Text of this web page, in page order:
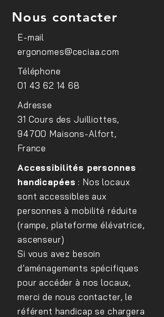
Nous contacter
E-mail
ergonomes@ceciaa.com
Téléphone
01 43 62 14 68
Adresse
31 Cours des Juilliottes,
94700 Maisons-Alfort,
France
Accessibilités personnes
handicapées : Nos locaux
sont accessibles aux
personnes à mobilité réduite
(rampe, plateforme élévatrice,
ascenseur)
Si vous avez besoin
d’aménagements spécifiques
pour accéder à nos locaux,
merci de nous contacter, le
référent handicap se chargera